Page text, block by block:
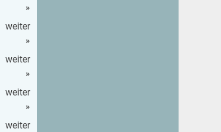
»
wei­ter
»
wei­ter
»
wei­ter
»
wei­ter